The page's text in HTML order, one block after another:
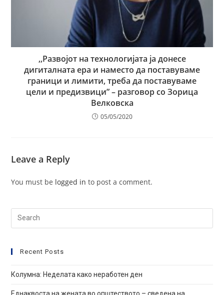
,,Развојот на технологијата ја донесе
дигиталната ера и наместо да поставуваме
граници и лимити, требa да поставуваме
цели и предизвици” – разговор со Зорица
Велковска
05/05/2020
Leave a Reply
You must be logged in to post a comment.
Search
for:
Recent Posts
Колумна: Неделата како неработен ден